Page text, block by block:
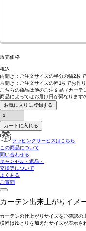
販売価格
税込
両開き： ご注文サイズの半分の幅2枚
片開き： ご注文サイズの幅1枚でお作り
こちらの商品は他のご注文品（カーテ
商品によってはお届け日が異なります
お気に入りに登録する
カートに入れる
ラッピングサービスはこちら
この商品について
問い合わせる
キャンセル・返品・
交換等について
よくある
ご質問
カーテン出来上がりイメ
カーテンの仕上がりサイズをご確認の
横幅はゆとりを加えたサイズが表示さ